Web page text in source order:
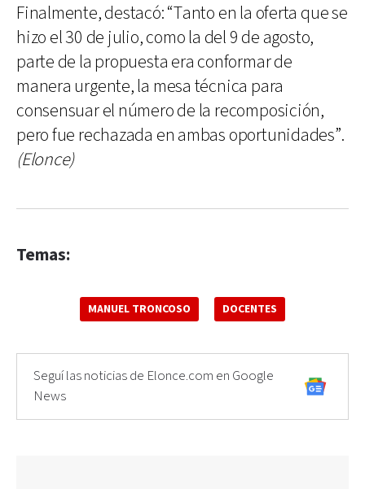
Finalmente, destacó: “Tanto en la oferta que se
hizo el 30 de julio, como la del 9 de agosto,
parte de la propuesta era conformar de
manera urgente, la mesa técnica para
consensuar el número de la recomposición,
pero fue rechazada en ambas oportunidades”.
(Elonce)
Temas:
MANUEL TRONCOSO DOCENTES
Seguí las noticias de Elonce.com en Google
News